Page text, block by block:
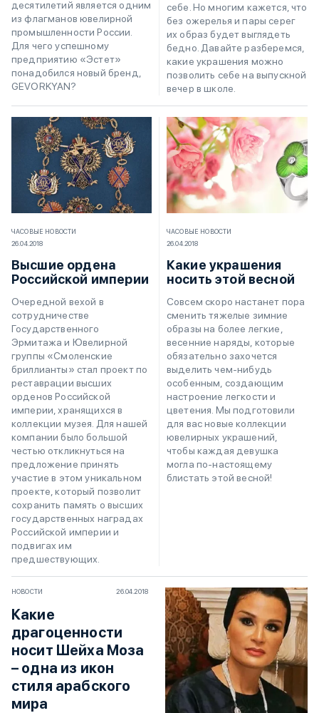
десятилетий является одним
из флагманов ювелирной
промышленности России.
Для чего успешному
предприятию «Эстет»
понадобился новый бренд,
GEVORKYAN?
себе. Но многим кажется, что
без ожерелья и пары серег
их образ будет выглядеть
бедно. Давайте разберемся,
какие украшения можно
позволить себе на выпускной
вечер в школе.
ЧАСОВЫЕ НОВОСТИ
26.04.2018
Высшие ордена
Российской империи
Очередной вехой в
сотрудничестве
Государственного
Эрмитажа и Ювелирной
группы «Смоленские
бриллианты» стал проект по
реставрации высших
орденов Российской
империи, хранящихся в
коллекции музея. Для нашей
компании было большой
честью откликнуться на
предложение принять
участие в этом уникальном
проекте, который позволит
сохранить память о высших
государственных наградах
Российской империи и
подвигах им
предшествующих.
ЧАСОВЫЕ НОВОСТИ
26.04.2018
Какие украшения
носить этой весной
Совсем скоро настанет пора
сменить тяжелые зимние
образы на более легкие,
весенние наряды, которые
обязательно захочется
выделить чем-нибудь
особенным, создающим
настроение легкости и
цветения. Мы подготовили
для вас новые коллекции
ювелирных украшений,
чтобы каждая девушка
могла по-настоящему
блистать этой весной!
НОВОСТИ 26.04.2018
Какие
драгоценности
носит Шейха Моза
– одна из икон
стиля арабского
мира